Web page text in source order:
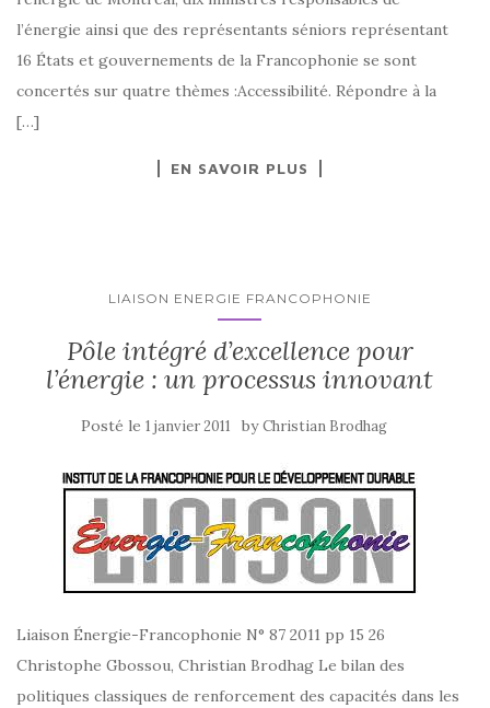
l’énergie ainsi que des représentants séniors représentant
16 États et gouvernements de la Francophonie se sont
concertés sur quatre thèmes :Accessibilité. Répondre à la
[…]
EN SAVOIR PLUS
LIAISON ENERGIE FRANCOPHONIE
Pôle intégré d’excellence pour
l’énergie : un processus innovant
Posté le 1 janvier 2011 byChristian Brodhag
Liaison Énergie-Francophonie N° 87 2011 pp 15 26
Christophe Gbossou, Christian Brodhag Le bilan des
politiques classiques de renforcement des capacités dans les